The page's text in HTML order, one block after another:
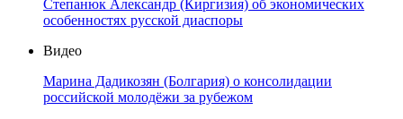
Степанюк Александр (Киргизия) об экономических
особенностях русской диаспоры
Видео
Марина Дадикозян (Болгария) о консолидации
российской молодёжи за рубежом